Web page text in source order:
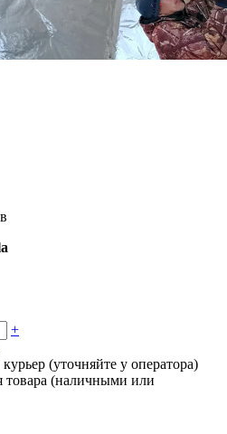
+
(уточняйте у оператора)
товара (наличными или